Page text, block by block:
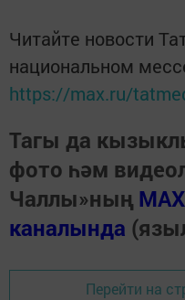
Читайте новости
национальном
https://max.ru/
Тагы да
фото һәм
Чаллы»ның MAX
каналында
Перейти на